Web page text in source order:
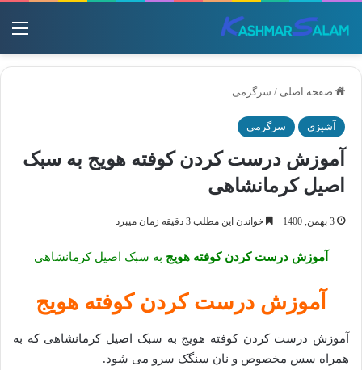
صفحه اصلی / سرگرمی
آشپزی سرگرمی
آموزش درست کردن کوفته هویج به سبک
اصیل کرمانشاهی
3 بهمن, 1400 خواندن این مطلب 3 دقیقه زمان میبرد
آموزش درست کردن کوفته هویج به سبک اصیل کرمانشاهی
آموزش درست کردن کوفته هویج
آموزش درست کردن کوفته هویج به سبک اصیل کرمانشاهی که به
همراه سس مخصوص و نان سنگک سرو می شود.